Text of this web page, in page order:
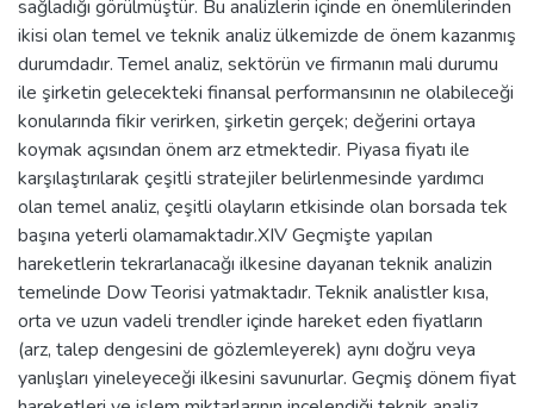
sağladığı görülmüştür. Bu analizlerin içinde en önemlilerinden
ikisi olan temel ve teknik analiz ülkemizde de önem kazanmış
durumdadır. Temel analiz, sektörün ve firmanın mali durumu
ile şirketin gelecekteki finansal performansının ne olabileceği
konularında fikir verirken, şirketin gerçek; değerini ortaya
koymak açısından önem arz etmektedir. Piyasa fiyatı ile
karşılaştırılarak çeşitli stratejiler belirlenmesinde yardımcı
olan temel analiz, çeşitli olayların etkisinde olan borsada tek
başına yeterli olamamaktadır.XIV Geçmişte yapılan
hareketlerin tekrarlanacağı ilkesine dayanan teknik analizin
temelinde Dow Teorisi yatmaktadır. Teknik analistler kısa,
orta ve uzun vadeli trendler içinde hareket eden fiyatların
(arz, talep dengesini de gözlemleyerek) aynı doğru veya
yanlışları yineleyeceği ilkesini savunurlar. Geçmiş dönem fiyat